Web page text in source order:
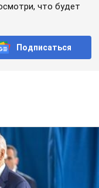
что будет
Подписаться